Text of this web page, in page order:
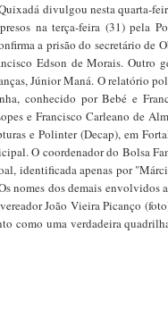
divulgou nesta quarta-
na terça-feira (31) pela
a prisão do secretário de
Edson de Morais. Outro
Júnior Maná. O relatório
conhecido por Bebé e
e Francisco Carleano de
e Polinter (Decap), em
O coordenador do Bolsa
identificada apenas por
nomes dos demais envolvidos
João Vieira Picanço
como uma verdadeira